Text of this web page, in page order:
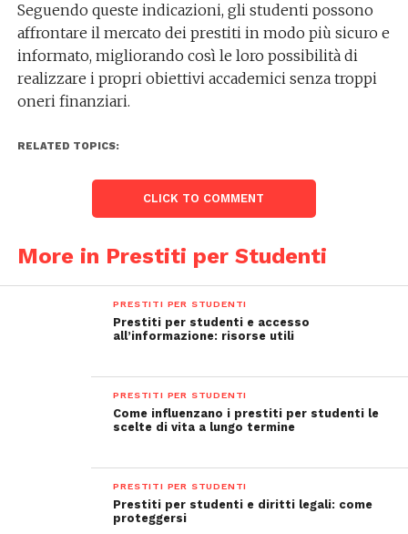
Seguendo queste indicazioni, gli studenti possono
affrontare il mercato dei prestiti in modo più sicuro e
informato, migliorando così le loro possibilità di
realizzare i propri obiettivi accademici senza troppi
oneri finanziari.
RELATED TOPICS:
CLICK TO COMMENT
More in Prestiti per Studenti
PRESTITI PER STUDENTI
Prestiti per studenti e accesso
all’informazione: risorse utili
PRESTITI PER STUDENTI
Come influenzano i prestiti per studenti le
scelte di vita a lungo termine
PRESTITI PER STUDENTI
Prestiti per studenti e diritti legali: come
proteggersi